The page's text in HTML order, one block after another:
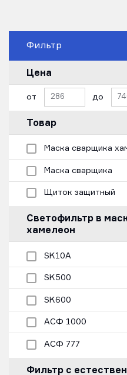
Фильтр
Цена
от до
Товар
Маска сварщика
Маска сварщика
Щиток защитный
Светофильтр в
хамелеон
SK10A
SK500
SK600
АСФ 1000
АСФ 777
Фильтр с